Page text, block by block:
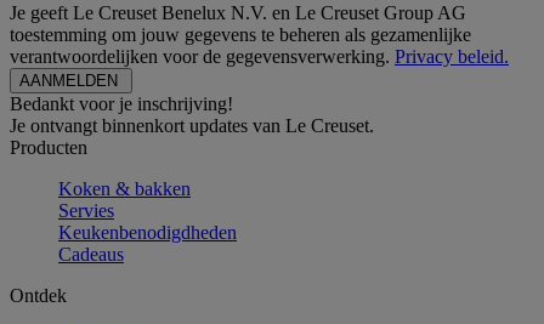
Je geeft Le Creuset Benelux N.V. en Le Creuset Group AG
toestemming om jouw gegevens te beheren als gezamenlijke
verantwoordelijken voor de gegevensverwerking. Privacy beleid.
Bedankt voor je inschrijving!
Je ontvangt binnenkort updates van Le Creuset.
Producten
Koken & bakken
Servies
Keukenbenodigdheden
Cadeaus
Ontdek